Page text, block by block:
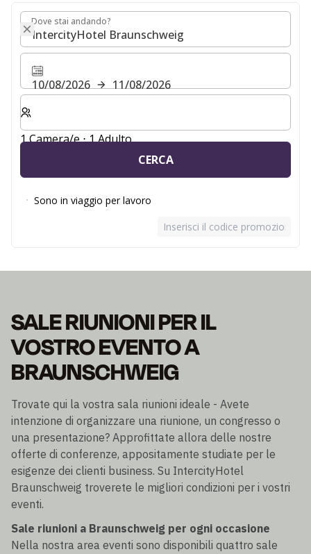
Dove stai andando?
Dove stai andando?
10/08/2026
11/08/2026
Selezionare il numero di camere e di ospiti per il
1 Camera/e ⋅ 1 Adulto
CERCA
Sono in viaggio per lavoro
Inserisci il codice promozionale
SALE RIUNIONI PER IL
VOSTRO EVENTO A
BRAUNSCHWEIG
Trovate qui la vostra sala riunioni ideale - Avete
intenzione di organizzare una riunione, un congresso o
una presentazione? Approfittate allora delle nostre
offerte di conferenze, appositamente studiate per le
esigenze dei clienti business. Su IntercityHotel
Braunschweig troverete le migliori condizioni per i vostri
eventi.
Sale riunioni a Braunschweig per ogni occasione
Nella nostra area eventi sono disponibili quattro sale